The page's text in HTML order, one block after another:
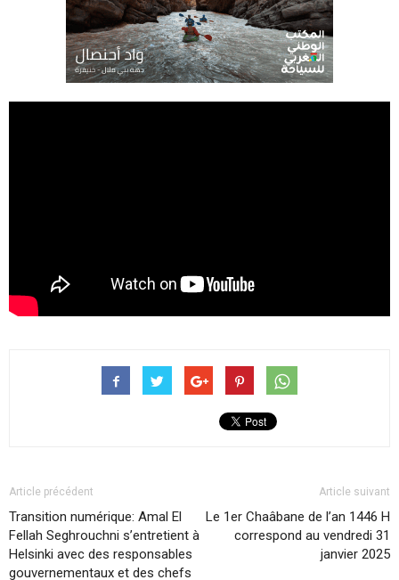
Article précédent
Transition numérique: Amal El
Fellah Seghrouchni s’entretient à
Helsinki avec des responsables
gouvernementaux et des chefs
Article suivant
Le 1er Chaâbane de l’an 1446 H
correspond au vendredi 31
janvier 2025